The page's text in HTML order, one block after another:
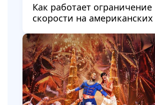
Как работает ограничение
скорости на